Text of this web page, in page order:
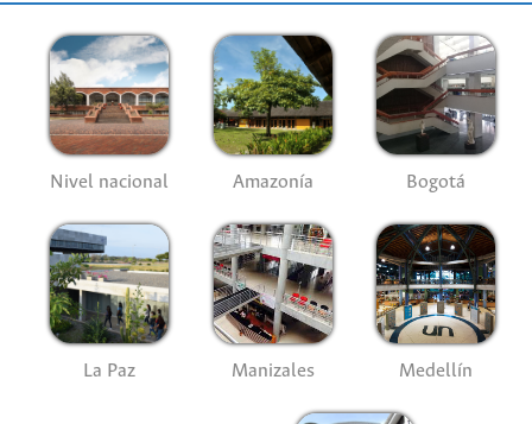
Nivel nacional Amazonía Bogotá
La Paz Manizales Medellín